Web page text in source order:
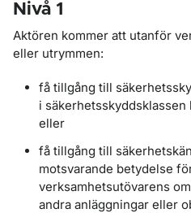
Nivå 1
Aktören kommer att utanför
eller utrymmen:
få tillgång till
i
eller
få tillgång till
motsvarande betydelse
verksamhetsutövarens
andra anläggningar eller